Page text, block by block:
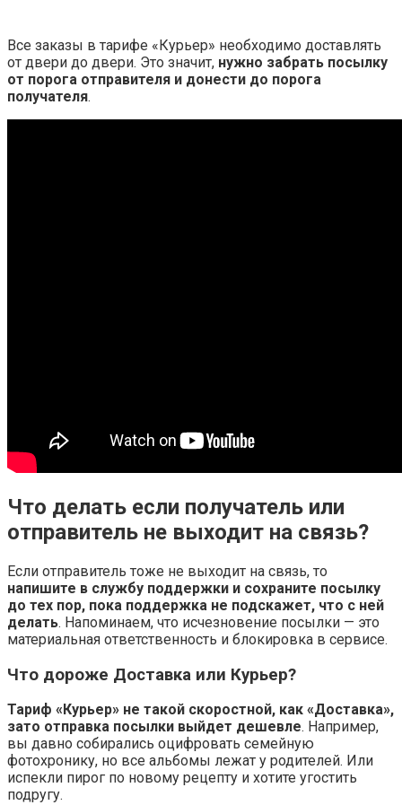
Все заказы в тарифе «Курьер» необходимо доставлять
от двери до двери. Это значит, нужно забрать посылку
от порога отправителя и донести до порога
получателя.
Что делать если получатель или
отправитель не выходит на связь?
Если отправитель тоже не выходит на связь, то
напишите в службу поддержки и сохраните посылку
до тех пор, пока поддержка не подскажет, что с ней
делать. Напоминаем, что исчезновение посылки — это
материальная ответственность и блокировка в сервисе.
Что дороже Доставка или Курьер?
Тариф «Курьер» не такой скоростной, как «Доставка»,
зато отправка посылки выйдет дешевле. Например,
вы давно собирались оцифровать семейную
фотохронику, но все альбомы лежат у родителей. Или
испекли пирог по новому рецепту и хотите угостить
подругу.